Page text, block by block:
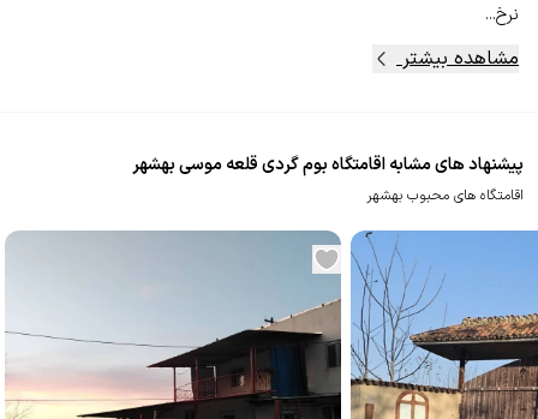
نرخ...
مشاهده بیشتر
پیشنهاد های مشابه اقامتگاه بوم گردی قلعه موسی بهشهر
اقامتگاه های محبوب بهشهر